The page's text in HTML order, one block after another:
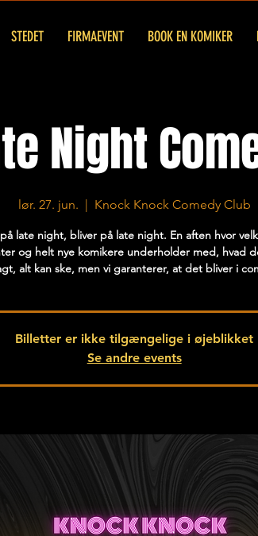
STEDET FIRMAEVENT BOOK EN KOMIKER
Night
lør. 27. jun.
  |
Knock Knock Comedy Club
late night, bliver på late night. En aften hvor
og helt nye komikere underholder med, hvad
alt kan ske, men vi garanterer, at det bliver i
Billetter er ikke tilgængelige i øjeblikket
Se andre events